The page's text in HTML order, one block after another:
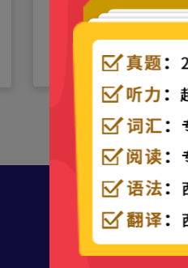
听写及翻译练习，核
句提炼，重点专题总
了解详情
堂吉